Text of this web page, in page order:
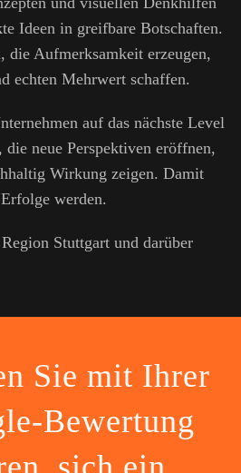
Ideen in greifbare Botschaften.
die Aufmerksamkeit erzeugen,
echten Mehrwert schaffen.
auf das nächste Level
neue Perspektiven eröffnen,
Wirkung zeigen. Damit
werden.
Stuttgart und darüber
Sie mit Ihrer
Bewertung